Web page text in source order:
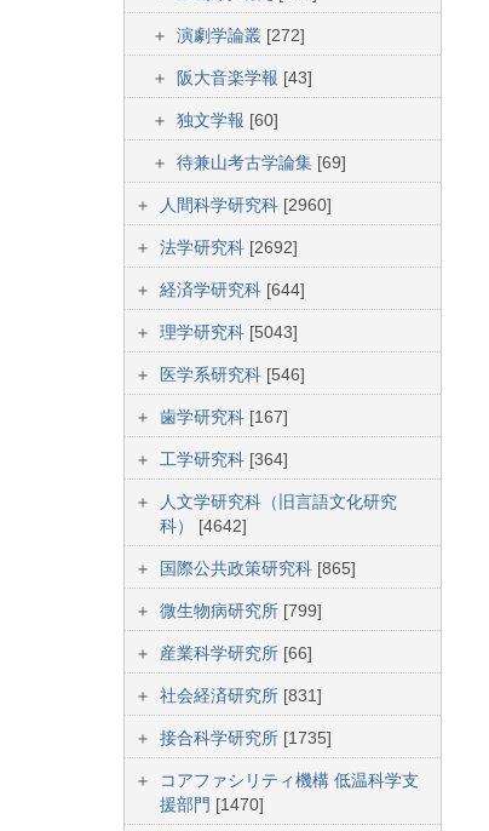
演劇学論叢 [272]
阪大音楽学報 [43]
独文学報 [60]
待兼山考古学論集 [69]
人間科学研究科 [2960]
法学研究科 [2692]
経済学研究科 [644]
理学研究科 [5043]
医学系研究科 [546]
歯学研究科 [167]
工学研究科 [364]
人文学研究科（旧言語文化研究
科） [4642]
国際公共政策研究科 [865]
微生物病研究所 [799]
産業科学研究所 [66]
社会経済研究所 [831]
接合科学研究所 [1735]
コアファシリティ機構 低温科学支
援部門 [1470]